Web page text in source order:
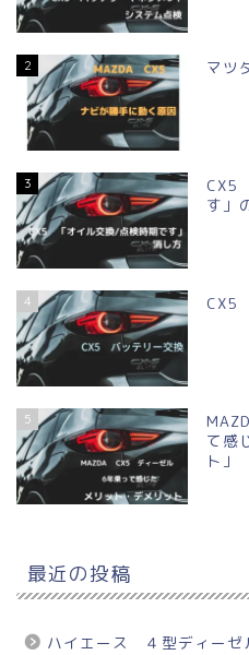
2 マツ
3
CX5
す」
4 CX5
5
て感
ト」
最近の投稿
ハイエース ４型ディー